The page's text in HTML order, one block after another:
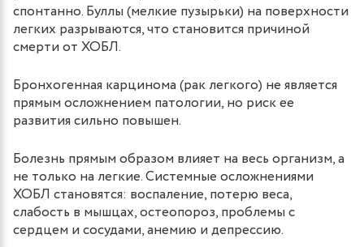
спонтанно. Буллы (мелкие пузырьки) на поверхности
легких разрываются, что становится причиной
смерти от ХОБЛ.
Бронхогенная карцинома (рак легкого) не является
прямым осложнением патологии, но риск ее
развития сильно повышен.
Болезнь прямым образом влияет на весь организм, а
не только на легкие. Системные осложнениями
ХОБЛ становятся: воспаление, потерю веса,
слабость в мышцах, остеопороз, проблемы с
сердцем и сосудами, анемию и депрессию.